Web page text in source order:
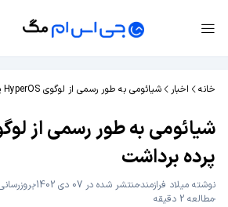
خانه اخبار شیائومی به طور رسمی از لوگوی HyperOS پرده برداشت
پرده برداشت
نوشته میلاد فراز‌مندمنتشر شده در 07 دی 1402
بروزرسانی در 07
مطالعه 2 دقیقه